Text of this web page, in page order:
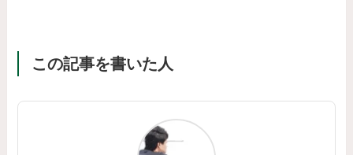
この記事を書いた人